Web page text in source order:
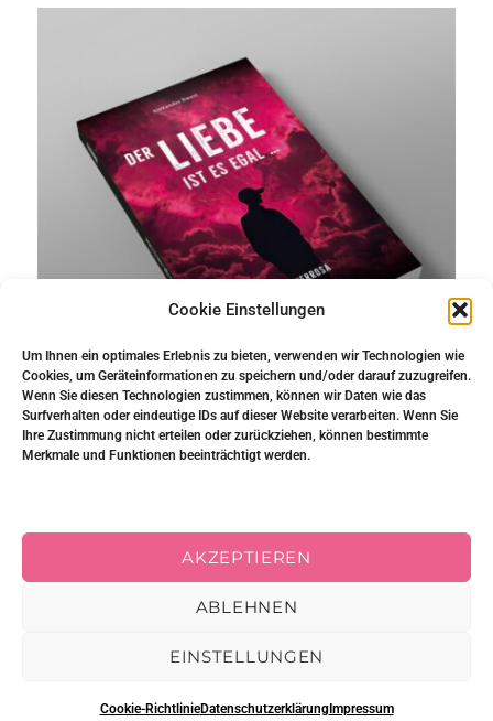
Cookie Einstellungen
Um Ihnen ein optimales Erlebnis zu bieten, verwenden wir Technologien wie
Cookies, um Geräteinformationen zu speichern und/oder darauf zuzugreifen.
Wenn Sie diesen Technologien zustimmen, können wir Daten wie das
Surfverhalten oder eindeutige IDs auf dieser Website verarbeiten. Wenn Sie
Ihre Zustimmung nicht erteilen oder zurückziehen, können bestimmte
Merkmale und Funktionen beeinträchtigt werden.
AKZEPTIEREN
ABLEHNEN
EINSTELLUNGEN
Cookie-RichtlinieDatenschutzerklärungImpressum
Impressum|Datenschutz
Widerrufsbelehrung|Gedichte
Bücher